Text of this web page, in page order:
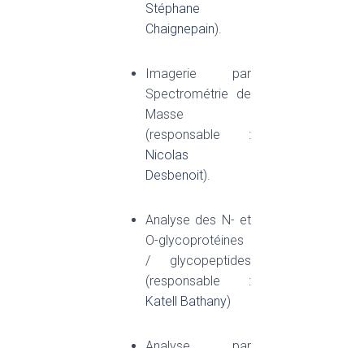
Stéphane
Chaignepain).
Imagerie par
Spectrométrie de
Masse
(responsable :
Nicolas
Desbenoit).
Analyse des N- et
O-glycoprotéines
/ glycopeptides
(responsable :
Katell Bathany)